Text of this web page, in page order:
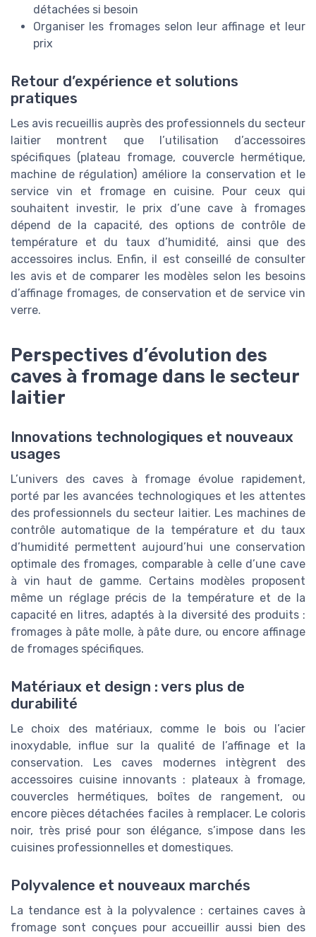
détachées si besoin
Organiser les fromages selon leur affinage et leur
prix
Retour d’expérience et solutions
pratiques
Les avis recueillis auprès des professionnels du secteur
laitier montrent que l’utilisation d’accessoires
spécifiques (plateau fromage, couvercle hermétique,
machine de régulation) améliore la conservation et le
service vin et fromage en cuisine. Pour ceux qui
souhaitent investir, le prix d’une cave à fromages
dépend de la capacité, des options de contrôle de
température et du taux d’humidité, ainsi que des
accessoires inclus. Enfin, il est conseillé de consulter
les avis et de comparer les modèles selon les besoins
d’affinage fromages, de conservation et de service vin
verre.
Perspectives d’évolution des
caves à fromage dans le secteur
laitier
Innovations technologiques et nouveaux
usages
L’univers des caves à fromage évolue rapidement,
porté par les avancées technologiques et les attentes
des professionnels du secteur laitier. Les machines de
contrôle automatique de la température et du taux
d’humidité permettent aujourd’hui une conservation
optimale des fromages, comparable à celle d’une cave
à vin haut de gamme. Certains modèles proposent
même un réglage précis de la température et de la
capacité en litres, adaptés à la diversité des produits :
fromages à pâte molle, à pâte dure, ou encore affinage
de fromages spécifiques.
Matériaux et design : vers plus de
durabilité
Le choix des matériaux, comme le bois ou l’acier
inoxydable, influe sur la qualité de l’affinage et la
conservation. Les caves modernes intègrent des
accessoires cuisine innovants : plateaux à fromage,
couvercles hermétiques, boîtes de rangement, ou
encore pièces détachées faciles à remplacer. Le coloris
noir, très prisé pour son élégance, s’impose dans les
cuisines professionnelles et domestiques.
Polyvalence et nouveaux marchés
La tendance est à la polyvalence : certaines caves à
fromage sont conçues pour accueillir aussi bien des